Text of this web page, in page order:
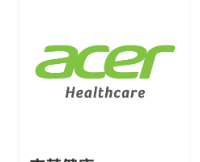
小細節都能親自監管。
家人，是我們心中最在
乎的一環，只有親力親